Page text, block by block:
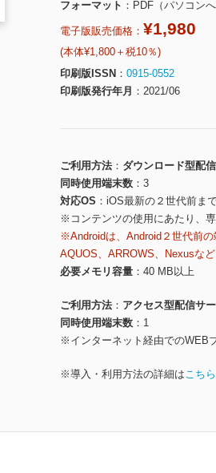
フォーマット
PDF（パソコン
電子版販売価格： ¥1,980
(本体¥1,800＋税10％)
印刷版ISSN
0915-0552
印刷版発行年月
2021/06
ご利用方法
ダウンロード型配
同時使用端末数
3
対応OS
iOS最新の２世代前ま
※コンテンツの使用にあたり、
※Androidは、Android２世代前
AQUOS、ARROWS、Nexusな
必要メモリ容量
40 MB以上
ご利用方法
アクセス型配信サ
同時使用端末数
1
※インターネット経由でのWEB
※導入・利用方法の詳細はこちら